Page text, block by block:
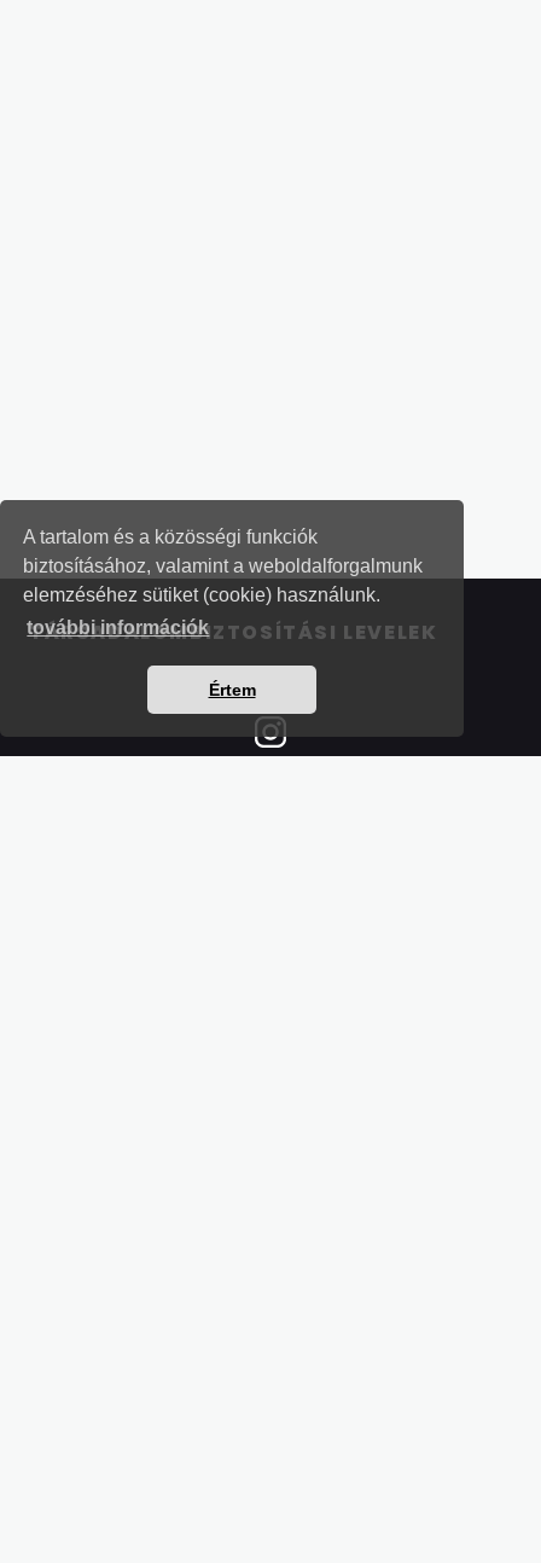
A tartalom és a közösségi funkciók
biztosításához, valamint a weboldalforgalmunk
elemzéséhez sütiket (cookie) használunk.
további információk
Értem
TÁRSADALOMBIZTOSÍTÁSI LEVELEK